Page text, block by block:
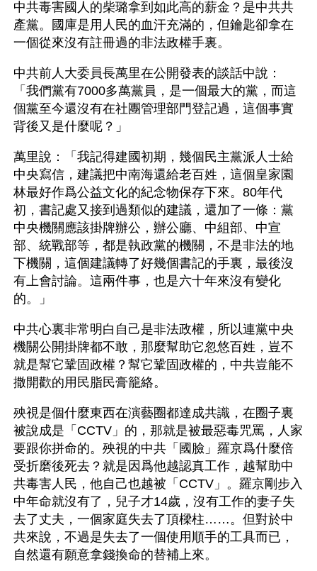
中共毒害國人的柴璐拿到如此高的薪金？是中共共
產黨。國庫是用人民的血汗充滿的，但鑰匙卻拿在
一個從來沒有註冊過的非法政權手裏。
中共前人大委員長萬里在公開發表的談話中說：
「我們黨有7000多萬黨員，是一個最大的黨，而這
個黨至今還沒有在社團管理部門登記過，這個事實
背後又是什麼呢？」
萬里說：「我記得建國初期，幾個民主黨派人士給
中央寫信，建議把中南海還給老百姓，這個皇家園
林最好作爲公益文化的紀念物保存下來。80年代
初，書記處又接到過類似的建議，還加了一條：黨
中央機關應該掛牌辦公，辦公廳、中組部、中宣
部、統戰部等，都是執政黨的機關，不是非法的地
下機關，這個建議轉了好幾個書記的手裏，最後沒
有上會討論。這兩件事，也是六十年來沒有變化
的。」
中共心裏非常明白自己是非法政權，所以連黨中央
機關公開掛牌都不敢，那麼幫助它忽悠百姓，豈不
就是幫它鞏固政權？幫它鞏固政權的，中共豈能不
撒開歡的用民脂民膏籠絡。
殃視是個什麼東西在演藝圈都達成共識，在圈子裏
被說成是「CCTV」的，那就是被最惡毒咒罵，人家
要跟你拼命的。殃視的中共「國臉」羅京爲什麼倍
受折磨後死去？就是因爲他越認真工作，越幫助中
共毒害人民，他自己也越被「CCTV」。羅京剛步入
中年命就沒有了，兒子才14歲，沒有工作的妻子失
去了丈夫，一個家庭失去了頂樑柱……。但對於中
共來說，不過是失去了一個使用順手的工具而已，
自然還有願意拿錢換命的替補上來。